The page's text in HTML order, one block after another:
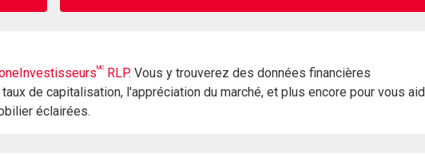
MC RLP. Vous y trouverez des données financières
de capitalisation, l'appréciation du marché, et plus encore pour vous
éclairées.